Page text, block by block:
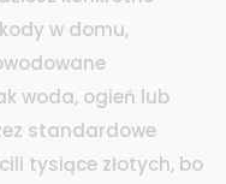
w domu,
woda, ogień lub
standardowe
tysiące złotych, bo